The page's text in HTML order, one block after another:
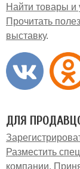
Найти товары и
Прочитать
выставку
ДЛЯ
Разместить
компании